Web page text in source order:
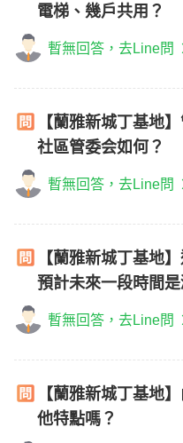
電梯、幾戶共用？
暫無回答，去Line問
【蘭雅新城丁基地
社區管委会如何？
暫無回答，去Line問
【蘭雅新城丁基地
預計未來一段時間是
暫無回答，去Line問
【蘭雅新城丁基地
他特點嗎？